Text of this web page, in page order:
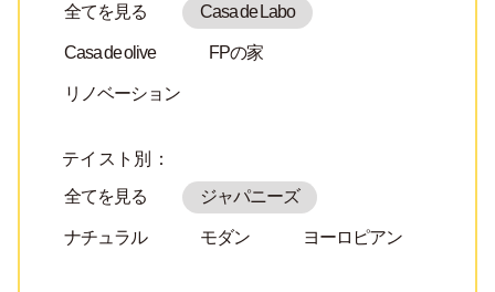
全てを見る
Casa de Labo
Casa de olive FPの家
リノベーション
テイスト別：
全てを見る
ジャパニーズ
ナチュラル モダン ヨーロピアン